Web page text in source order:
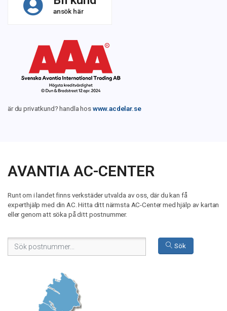
ansök här
är du privatkund? handla hoswww.acdelar.se
AVANTIA AC-CENTER
Runt om i landet finns verkstäder utvalda av oss, där du kan få
experthjälp med din AC. Hitta ditt närmsta AC-Center med hjälp av kartan
eller genom att söka på ditt postnummer.
Sök